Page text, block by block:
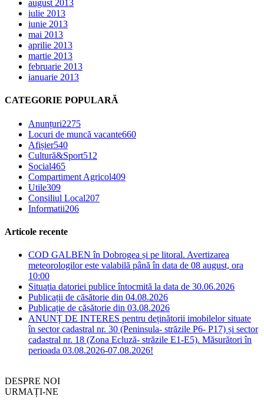
august 2013
iulie 2013
iunie 2013
mai 2013
aprilie 2013
martie 2013
februarie 2013
ianuarie 2013
CATEGORIE POPULARĂ
Anunțuri2275
Locuri de muncă vacante660
Afișier540
Cultură&Sport512
Social465
Compartiment Agricol409
Utile309
Consiliul Local207
Informatii206
Articole recente
COD GALBEN în Dobrogea și pe litoral. Avertizarea
meteorologilor este valabilă până în data de 08 august, ora
10:00
Situația datoriei publice întocmită la data de 30.06.2026
Publicații de căsătorie din 04.08.2026
Publicație de căsătorie din 03.08.2026
ANUNȚ DE INTERES pentru deținătorii imobilelor situate
în sector cadastral nr. 30 (Peninsula- străzile P6- P17) și sector
cadastral nr. 18 (Zona Ecluză- străzile E1-E5). Măsurători în
perioada 03.08.2026-07.08.2026!
DESPRE NOI
URMAȚI-NE